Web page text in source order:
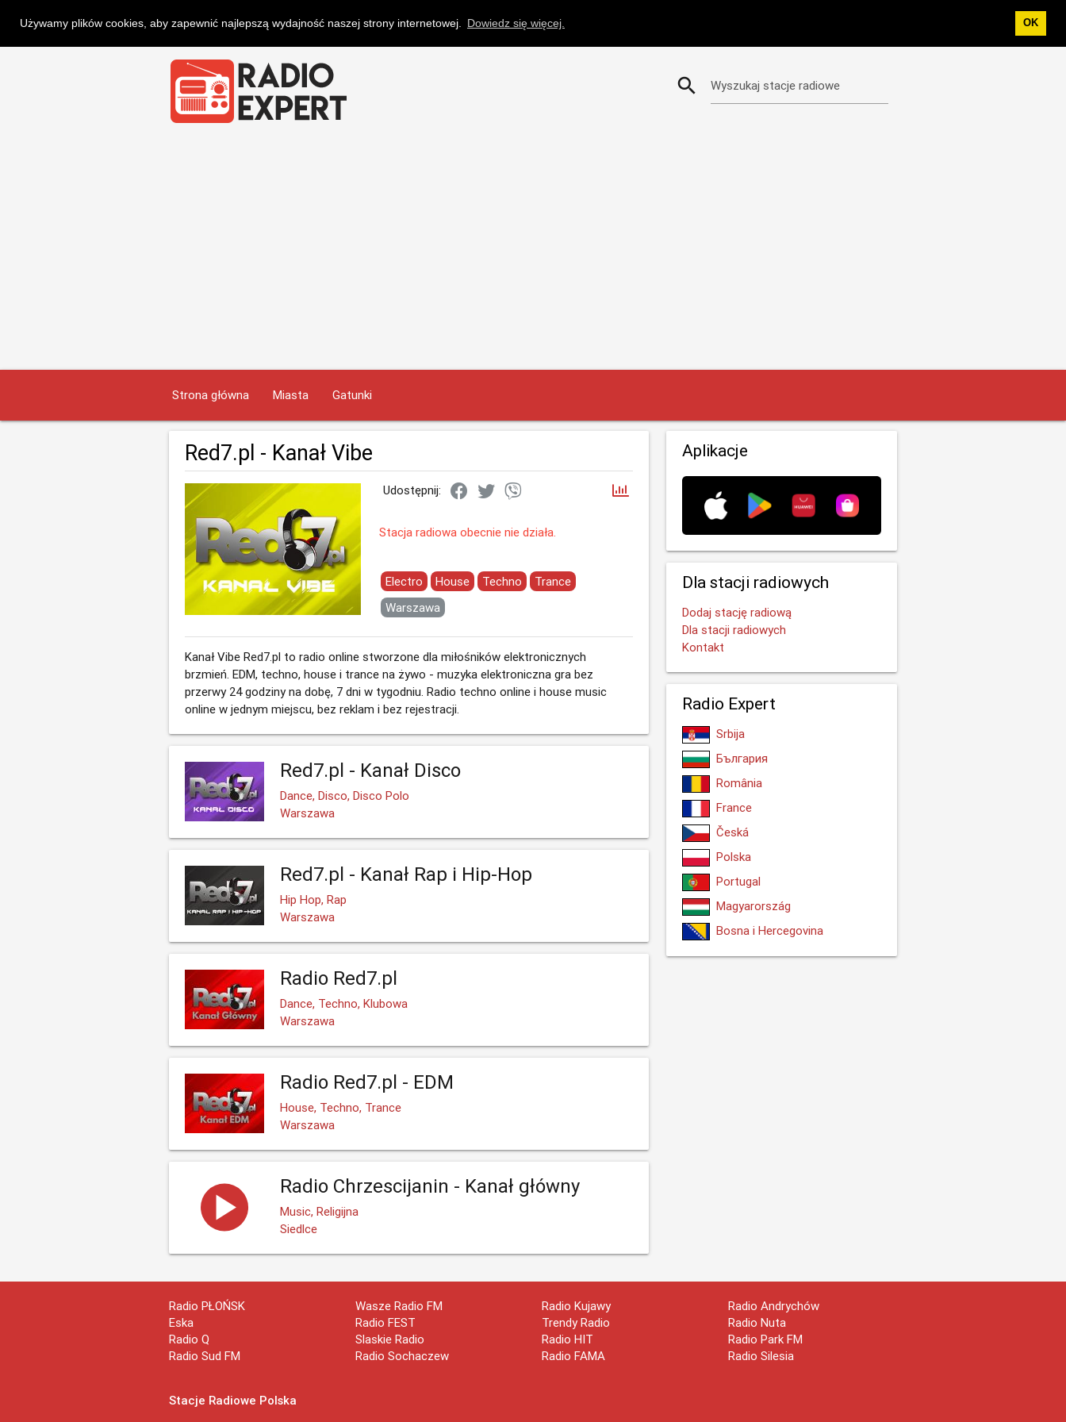
Używamy plików cookies, aby zapewnić najlepszą wydajność naszej strony internetowej. Dowiedz się więcej. OK
search Wyszukaj stacje radiowe
Strona główna Miasta Gatunki
Red7.pl - Kanał Vibe
Udostępnij:
Stacja radiowa obecnie nie działa.
Electro House Techno
Trance
Warszawa
Kanał Vibe Red7.pl to radio online stworzone dla miłośników elektronicznych
brzmień. EDM, techno, house i trance na żywo - muzyka elektroniczna gra bez
przerwy 24 godziny na dobę, 7 dni w tygodniu. Radio techno online i house music
online w jednym miejscu, bez reklam i bez rejestracji.
Red7.pl - Kanał Disco
Dance, Disco, Disco Polo
Warszawa
Red7.pl - Kanał Rap i Hip-Hop
Hip Hop, Rap
Warszawa
Radio Red7.pl
Dance, Techno, Klubowa
Warszawa
Radio Red7.pl - EDM
House, Techno, Trance
Warszawa
Radio Chrzescijanin - Kanał główny
Music, Religijna
Siedlce
Aplikacje
Dla stacji radiowych
Dodaj stację radiową
Dla stacji radiowych
Kontakt
Radio Expert
Srbija
България
România
France
Česká
Polska
Portugal
Magyarország
Bosna i Hercegovina
Radio PŁOŃSK
Eska
Radio Q
Radio Sud FM
Wasze Radio FM
Radio FEST
Slaskie Radio
Radio Sochaczew
Radio Kujawy
Trendy Radio
Radio HIT
Radio FAMA
Radio Andrychów
Radio Nuta
Radio Park FM
Radio Silesia
Stacje Radiowe Polska